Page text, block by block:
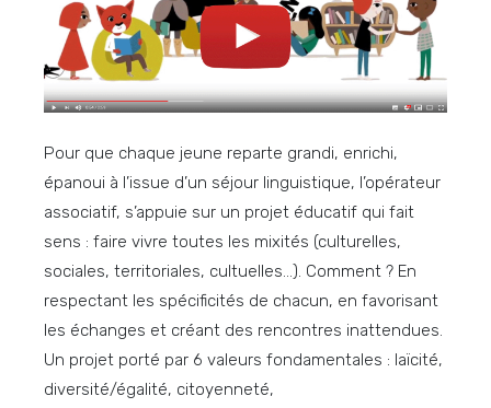
Pour que chaque jeune reparte grandi, enrichi,
épanoui à l’issue d’un séjour linguistique, l’opérateur
associatif, s’appuie sur un projet éducatif qui fait
sens : faire vivre toutes les mixités (culturelles,
sociales, territoriales, cultuelles…). Comment ? En
respectant les spécificités de chacun, en favorisant
les échanges et créant des rencontres inattendues.
Un projet porté par 6 valeurs fondamentales : laïcité,
diversité/égalité, citoyenneté,